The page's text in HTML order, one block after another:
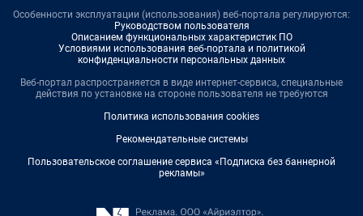
Особенности эксплуатации (использования) веб-портала регулируются:
Руководством пользователя
Описанием функциональных характеристик ПО
Условиями использования веб-портала и политикой
конфиденциальности персональных данных
Веб-портал распространяется в виде интернет-сервиса, специальные
действия по установке на стороне пользователя не требуются
Политика использования cookies
Рекомендательные системы
Пользовательское соглашение сервиса «Подписка без баннерной
рекламы»